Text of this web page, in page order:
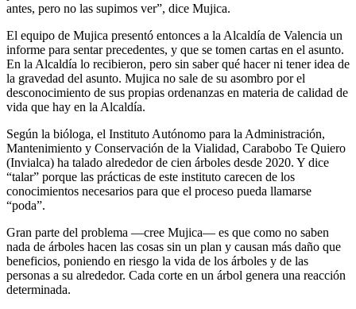
antes, pero no las supimos ver”, dice Mujica.
El equipo de Mujica presentó entonces a la Alcaldía de Valencia un
informe para sentar precedentes, y que se tomen cartas en el asunto.
En la Alcaldía lo recibieron, pero sin saber qué hacer ni tener idea de
la gravedad del asunto. Mujica no sale de su asombro por el
desconocimiento de sus propias ordenanzas en materia de calidad de
vida que hay en la Alcaldía.
Según la bióloga, el Instituto Autónomo para la Administración,
Mantenimiento y Conservación de la Vialidad, Carabobo Te Quiero
(Invialca) ha talado alrededor de cien árboles desde 2020. Y dice
“talar” porque las prácticas de este instituto carecen de los
conocimientos necesarios para que el proceso pueda llamarse
“poda”.
Gran parte del problema —cree Mujica— es que como no saben
nada de árboles hacen las cosas sin un plan y causan más daño que
beneficios, poniendo en riesgo la vida de los árboles y de las
personas a su alrededor. Cada corte en un árbol genera una reacción
determinada.